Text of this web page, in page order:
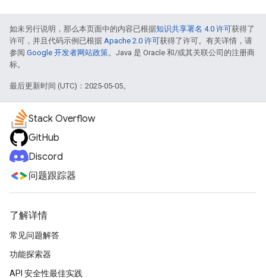
如未另行说明，那么本页面中的内容已根据知识共享署名 4.0 许可获得了
许可，并且代码示例已根据 Apache 2.0 许可获得了许可。有关详情，请
参阅 Google 开发者网站政策。Java 是 Oracle 和/或其关联公司的注册商
标。
最后更新时间 (UTC)：2025-05-05。
Stack Overflow
GitHub
Discord
问题跟踪器
了解详情
常见问题解答
功能探索器
API 安全性最佳实践